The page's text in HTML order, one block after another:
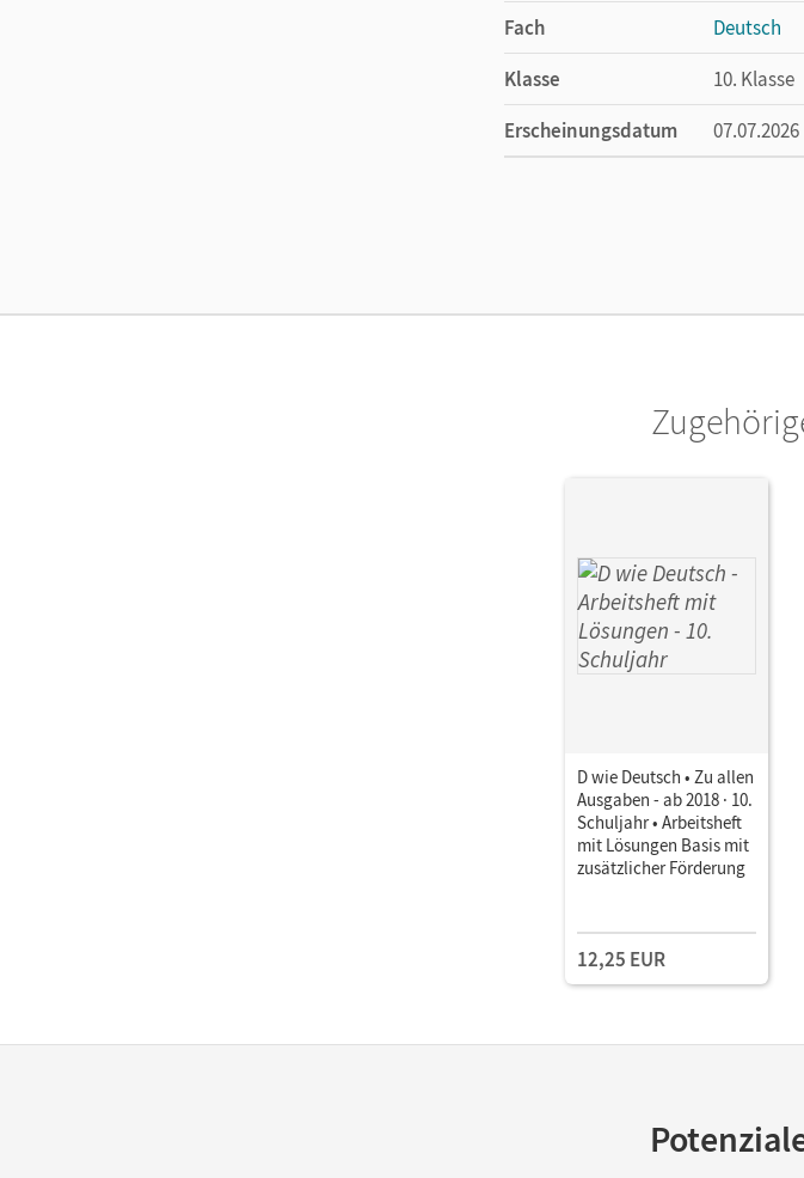
Fach
Deutsch
Klasse
10. Klasse
Erscheinungsdatum
07.07.2026
D wie Deutsch • Zu allen
Ausgaben - ab 2018 · 10.
Schuljahr • Arbeitsheft
mit Lösungen Basis mit
zusätzlicher Förderung
12,25 EUR